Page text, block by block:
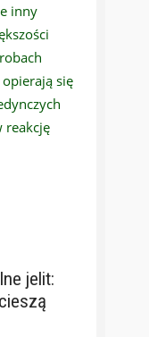
inny
się
reakcję
jelit: